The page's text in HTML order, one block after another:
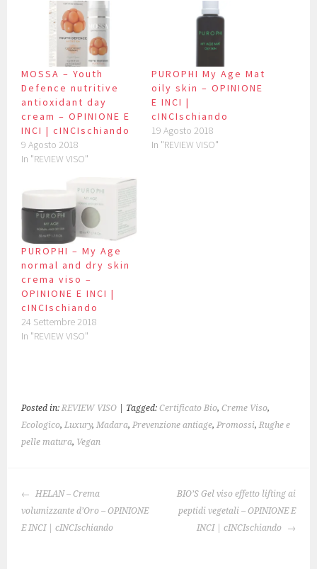
MOSSA – Youth
Defence nutritive
antioxidant day
cream – OPINIONE E
INCI | cINCIschiando
9 Agosto 2018
In "REVIEW VISO"
PUROPHI My Age Mat
oily skin – OPINIONE
E INCI |
cINCIschiando
19 Agosto 2018
In "REVIEW VISO"
PUROPHI – My Age
normal and dry skin
crema viso –
OPINIONE E INCI |
cINCIschiando
24 Settembre 2018
In "REVIEW VISO"
Posted in: REVIEW VISO | Tagged:Certificato Bio,Creme Viso,
Ecologico, Luxury, Madara, Prevenzione antiage, Promossi, Rughe e
pelle matura, Vegan
NAVIGAZIONE
ARTICOLO
HELAN – Crema
volumizzante d’Oro – OPINIONE
E INCI | cINCIschiando
BIO’S Gel viso effetto lifting ai
peptidi vegetali – OPINIONE E
INCI | cINCIschiando